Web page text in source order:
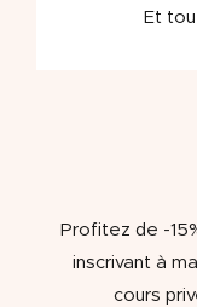
Et
Profitez de -
inscrivant à
cours